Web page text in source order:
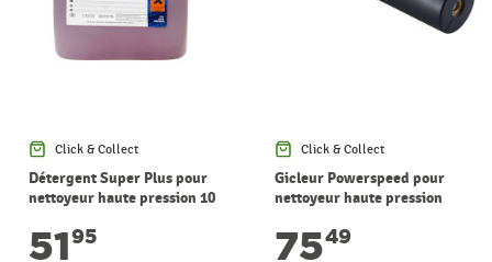
Click & Collect
Détergent Super Plus pour
nettoyeur haute pression 10
5195
Click & Collect
Gicleur Powerspeed pour
nettoyeur haute pression
7549